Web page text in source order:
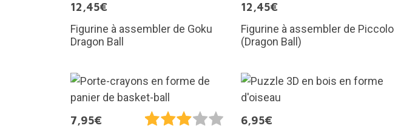
12,45€
Figurine à assembler de Goku
Dragon Ball
12,45€
Figurine à assembler de Piccolo
(Dragon Ball)
7,95€ 6,95€